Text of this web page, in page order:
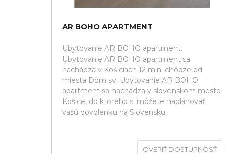
AR BOHO APARTMENT
Ubytovanie AR BOHO apartment.
Ubytovanie AR BOHO apartment sa
nachádza v Košiciach 12 min. chôdze od
miesta Dóm sv. Ubytovanie AR BOHO
apartment sa nachádza v slovenskom meste
Košice, do ktorého si môžete naplánovať
vašú dovolenku na Slovensku.
OVERIŤ DOSTUPNOSŤ